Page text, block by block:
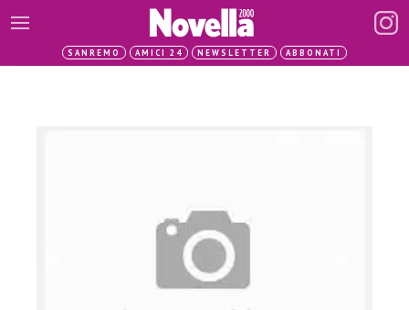
SANREMO AMICI 24 NEWSLETTER ABBONATI